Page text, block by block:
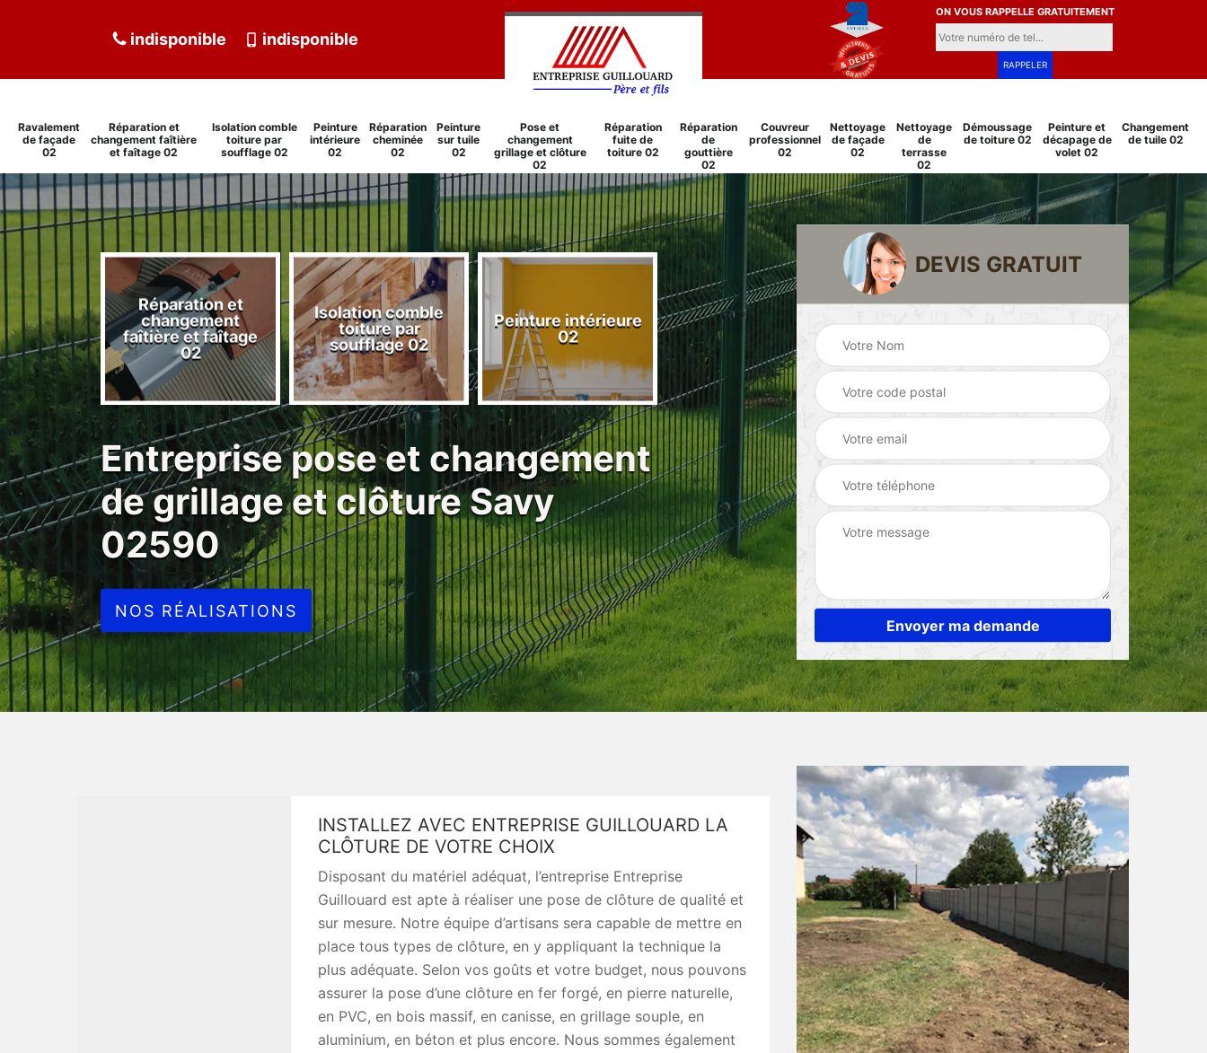
indisponible indisponible
ON VOUS RAPPELLE GRATUITEMENT
Ravalement
de façade
02
Réparation et
changement faîtière
et faîtage 02
Isolation comble
toiture par
soufflage 02
Peinture
intérieure
02
Réparation
cheminée
02
Peinture
sur tuile
02
Pose et
changement
grillage et clôture
02
Réparation
fuite de
toiture 02
Réparation
de
gouttière
02
Couvreur
professionnel
02
Nettoyage
de façade
02
Nettoyage
de
terrasse
02
Démoussage
de toiture 02
Peinture et
décapage de
volet 02
Changement
de tuile 02
de
02
Réparation et
changement
faîtière et faîtage
02
Isolation comble
toiture par
soufflage 02
Peinture intérieure
02
Réparation
cheminée 02
Peinture sur tuile
Pose et
changement
grillage et clôture
02
Entreprise pose et changement
de grillage et clôture Savy
02590
NOS RÉALISATIONS
DEVIS GRATUIT
INSTALLEZ AVEC ENTREPRISE GUILLOUARD LA
CLÔTURE DE VOTRE CHOIX
Disposant du matériel adéquat, l’entreprise Entreprise
Guillouard est apte à réaliser une pose de clôture de qualité et
sur mesure. Notre équipe d’artisans sera capable de mettre en
place tous types de clôture, en y appliquant la technique la
plus adéquate. Selon vos goûts et votre budget, nous pouvons
assurer la pose d’une clôture en fer forgé, en pierre naturelle,
en PVC, en bois massif, en canisse, en grillage souple, en
aluminium, en béton et plus encore. Nous sommes également